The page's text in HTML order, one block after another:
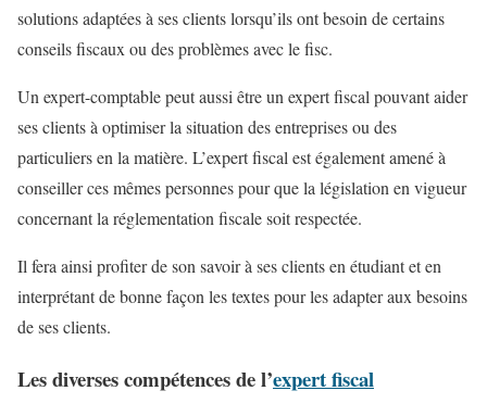
solutions adaptées à ses clients lorsqu’ils ont besoin de certains
conseils fiscaux ou des problèmes avec le fisc.
Un expert-comptable peut aussi être un expert fiscal pouvant aider
ses clients à optimiser la situation des entreprises ou des
particuliers en la matière. L’expert fiscal est également amené à
conseiller ces mêmes personnes pour que la législation en vigueur
concernant la réglementation fiscale soit respectée.
Il fera ainsi profiter de son savoir à ses clients en étudiant et en
interprétant de bonne façon les textes pour les adapter aux besoins
de ses clients.
Les diverses compétences de l’expert fiscal